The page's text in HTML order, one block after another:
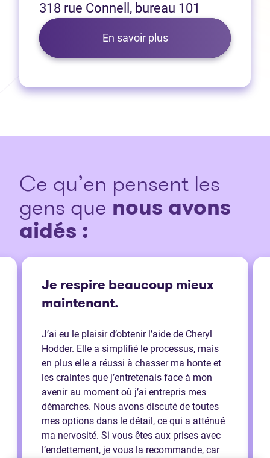
318 rue Connell, bureau 101
En savoir plus
Ce qu’en pensent les
gens que nous avons
aidés :
Je respire beaucoup mieux
maintenant.
J’ai eu le plaisir d’obtenir l’aide de Cheryl
Hodder. Elle a simplifié le processus, mais
en plus elle a réussi à chasser ma honte et
les craintes que j’entretenais face à mon
avenir au moment où j’ai entrepris mes
démarches. Nous avons discuté de toutes
mes options dans le détail, ce qui a atténué
ma nervosité. Si vous êtes aux prises avec
l’endettement, je vous la recommande, car